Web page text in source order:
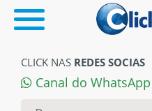
CLICK NAS REDES SOCIAS
Canal do WhatsApp